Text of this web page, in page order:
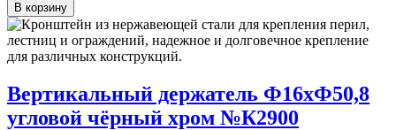
В корзину
Вертикальный держатель Ф16хФ50,8
угловой чёрный хром №К2900